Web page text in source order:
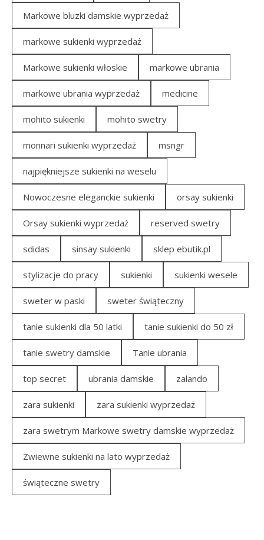
Markowe bluzki damskie wyprzedaż
markowe sukienki wyprzedaż
Markowe sukienki włoskie markowe ubrania
markowe ubrania wyprzedaż medicine
mohito sukienki mohito swetry
monnari sukienki wyprzedaż msngr
najpiękniejsze sukienki na weselu
Nowoczesne eleganckie sukienki orsay sukienki
Orsay sukienki wyprzedaż reserved swetry
sdidas sinsay sukienki sklep ebutik.pl
stylizacje do pracy sukienki sukienki wesele
sweter w paski sweter świąteczny
tanie sukienki dla 50 latki tanie sukienki do 50 zł
tanie swetry damskie Tanie ubrania
top secret ubrania damskie zalando
zara sukienki zara sukienki wyprzedaż
zara swetrym Markowe swetry damskie wyprzedaż
Zwiewne sukienki na lato wyprzedaż
świąteczne swetry